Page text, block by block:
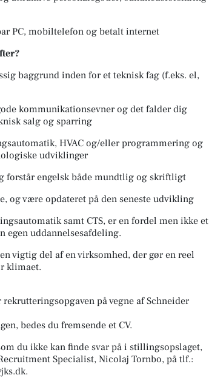
PC, mobiltelefon og betalt internet
baggrund inden for et teknisk fag (f.eks. el,
kommunikationsevner og det falder dig
salg og sparring
HVAC og/eller programmering og
udviklinger
forstår engelsk både mundtlig og skriftligt
og være opdateret på den seneste udvikling
samt CTS, er en fordel men ikke et
egen uddannelsesafdeling.
vigtig del af en virksomhed, der gør en reel
klimaet.
rekrutteringsopgaven på vegne af Schneider
bedes du fremsende et CV.
du ikke kan finde svar på i stillingsopslaget,
Specialist, Nicolaj Tornbo, på tlf.: